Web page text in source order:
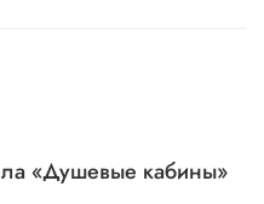
«Душевые кабины»